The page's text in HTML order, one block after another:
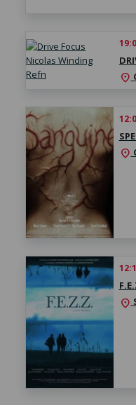
location_on
location_on
location_on